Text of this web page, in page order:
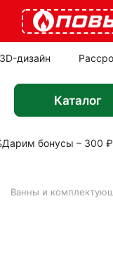
дизайн
Каталог
Дарим бонусы – 300 ₽
Ванны и